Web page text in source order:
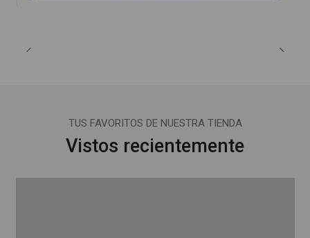
TUS FAVORITOS DE NUESTRA TIENDA
Vistos recientemente